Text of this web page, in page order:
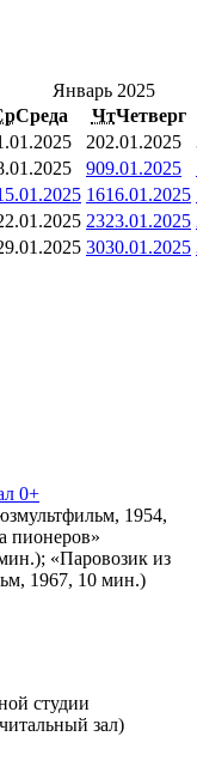
Январь 2025
Среда ЧтЧетверг
202.01.2025
909.01.2025
1616.01.2025
2323.01.2025
3030.01.2025
0+
1954,
пионеров»
«Паровозик из
1967, 10 мин.)
студии
зал)